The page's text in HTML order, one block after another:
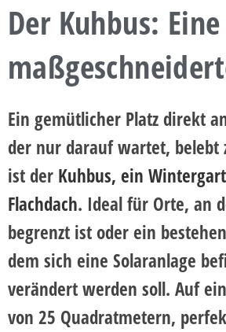
Der Kuhbus: Eine
Ein gemütlicher Platz direkt
der nur darauf wartet, belebt
ist der Kuhbus, ein
Flachdach. Ideal für Orte, an
begrenzt ist oder ein
dem sich eine Solaranlage
verändert werden soll. Auf
von 25 Quadratmetern,